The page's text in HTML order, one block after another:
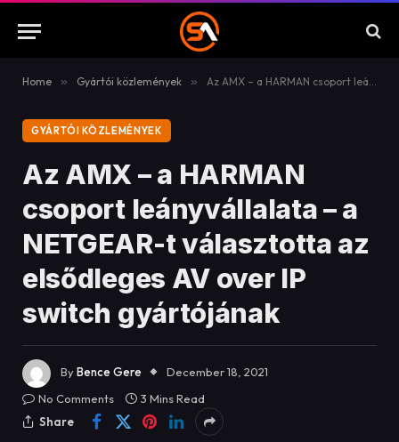
Home » Gyártói közlemények » Az AMX – a HARMAN csoport leányvállalata – a NETGEAR-t választotta az elsődleges AV over IP switch gyártójának
GYÁRTÓI KÖZLEMÉNYEK
Az AMX – a HARMAN
csoport leányvállalata – a
NETGEAR-t választotta az
elsődleges AV over IP
switch gyártójának
ByBence Gere
December 18, 2021
No Comments
3 Mins Read
Share